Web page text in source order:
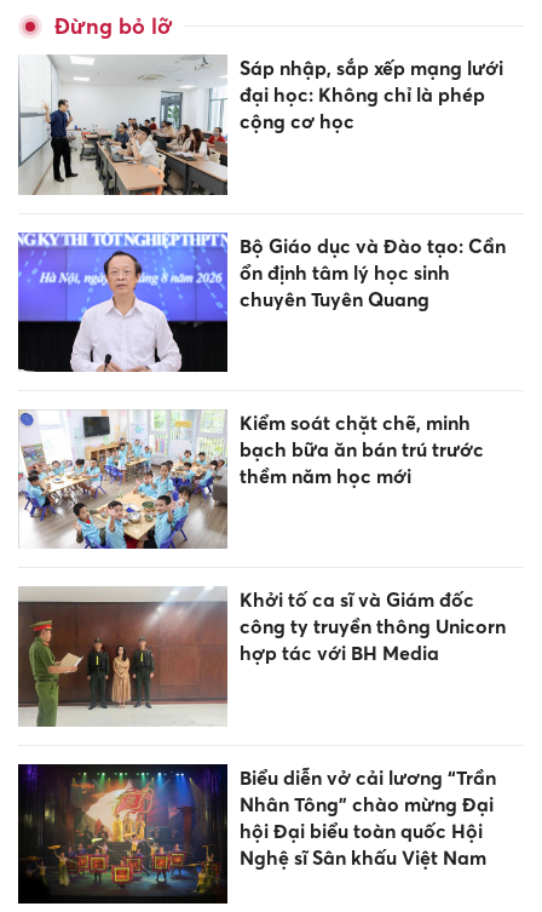
Đừng bỏ lỡ
Sáp nhập, sắp xếp mạng lưới
đại học: Không chỉ là phép
cộng cơ học
Bộ Giáo dục và Đào tạo: Cần
ổn định tâm lý học sinh
chuyên Tuyên Quang
Kiểm soát chặt chẽ, minh
bạch bữa ăn bán trú trước
thềm năm học mới
Khởi tố ca sĩ và Giám đốc
công ty truyền thông Unicorn
hợp tác với BH Media
Biểu diễn vở cải lương “Trần
Nhân Tông” chào mừng Đại
hội Đại biểu toàn quốc Hội
Nghệ sĩ Sân khấu Việt Nam